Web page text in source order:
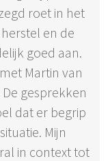
roet in het
en de
goed aan.
Martin van
gesprekken
dat er begrip
Mijn
in context tot